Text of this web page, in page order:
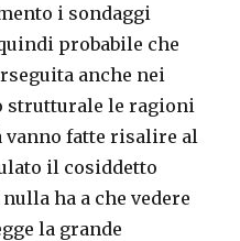
i sondaggi
probabile che
anche nei
strutturale le ragioni
vanno fatte risalire al
il cosiddetto
ha a che vedere
la grande